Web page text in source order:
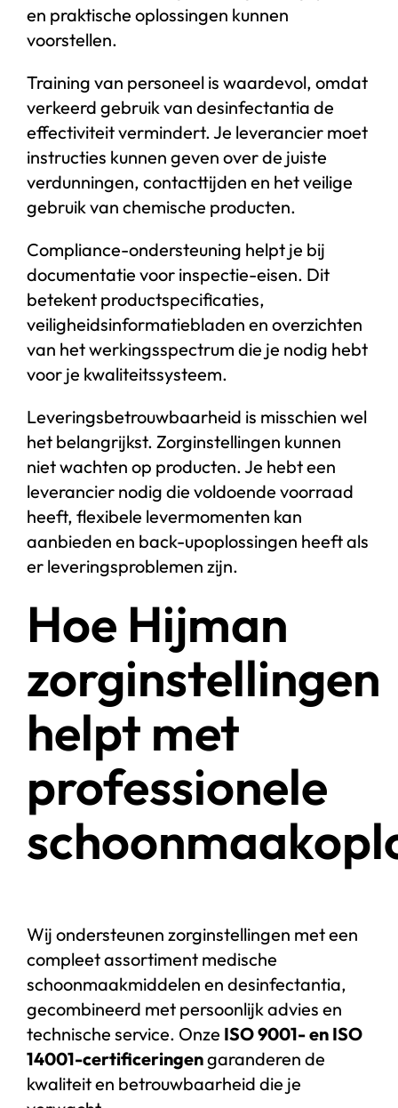
en praktische oplossingen kunnen
voorstellen.
Training van personeel is waardevol, omdat
verkeerd gebruik van desinfectantia de
effectiviteit vermindert. Je leverancier moet
instructies kunnen geven over de juiste
verdunningen, contacttijden en het veilige
gebruik van chemische producten.
Compliance-ondersteuning helpt je bij
documentatie voor inspectie-eisen. Dit
betekent productspecificaties,
veiligheidsinformatiebladen en overzichten
van het werkingsspectrum die je nodig hebt
voor je kwaliteitssysteem.
Leveringsbetrouwbaarheid is misschien wel
het belangrijkst. Zorginstellingen kunnen
niet wachten op producten. Je hebt een
leverancier nodig die voldoende voorraad
heeft, flexibele levermomenten kan
aanbieden en back-upoplossingen heeft als
er leveringsproblemen zijn.
Hoe Hijman
zorginstellingen
helpt met
professionele
Wij ondersteunen zorginstellingen met een
compleet assortiment medische
schoonmaakmiddelen en desinfectantia,
gecombineerd met persoonlijk advies en
technische service. Onze ISO 9001- en ISO
14001-certificeringengaranderen de
kwaliteit en betrouwbaarheid die je